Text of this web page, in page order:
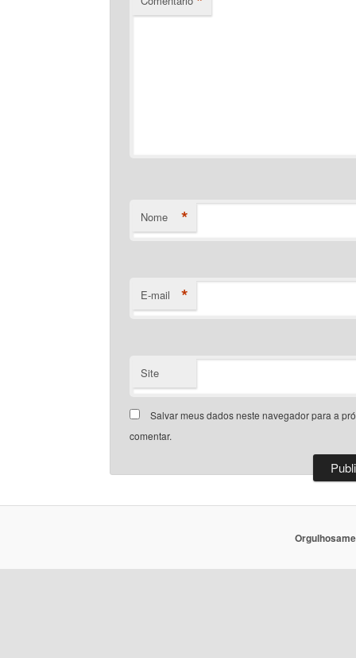
Nome *
E-mail *
Site
Salvar meus dados neste navegador para a
comentar.